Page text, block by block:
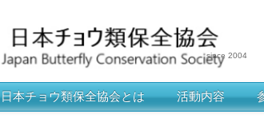
since 2004
日本チョウ類保全協会とは 活動内容